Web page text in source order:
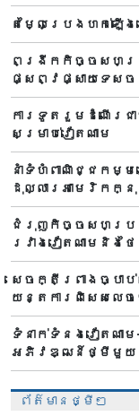
តម្លៃប្រេងហក់ឡើ
ពង្រីកកិច្ចសហប្
ផ្សព្វផ្សាយទេសច
ការទូតរួមដំណើរ
សម្រាប់វៀតណាម
នាំទំហំពាណិជ្ជកម្ម
ដុល្លារអាមេរិកក្នុ
ជំរុញកិច្ចសហប្រ
រវាងវៀតណាមនិងថៃ
សេចក្តីព្រាងច្ប
យន្តការពិសេសល
ទំនាក់ទំនងវៀតណា
អភិវឌ្ឍន៍ថ្មីមួយ
ព័ត៌មានថ្មីៗ